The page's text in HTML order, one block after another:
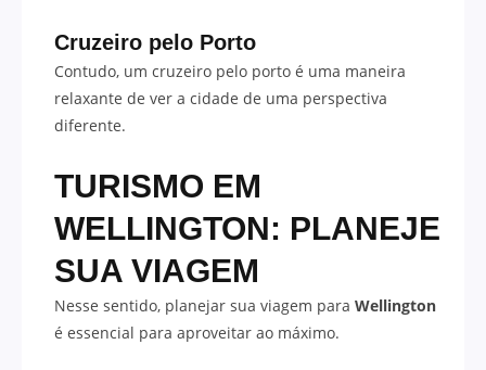
Cruzeiro pelo Porto
Contudo, um cruzeiro pelo porto é uma maneira
relaxante de ver a cidade de uma perspectiva
diferente.
TURISMO EM
WELLINGTON: PLANEJE
SUA VIAGEM
Nesse sentido, planejar sua viagem para Wellington
é essencial para aproveitar ao máximo.